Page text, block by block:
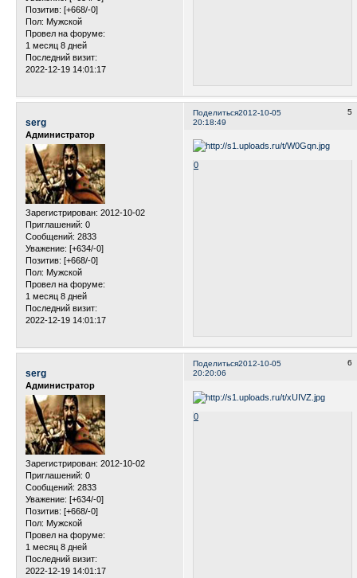
Позитив: [+668/-0]
Пол: Мужской
Провел на форуме:
1 месяц 8 дней
Последний визит:
2022-12-19 14:01:17
Поделиться 5
2012-10-05
20:18:49
serg
Администратор
Зарегистрирован: 2012-10-02
Приглашений: 0
Сообщений: 2833
Уважение: [+634/-0]
Позитив: [+668/-0]
Пол: Мужской
Провел на форуме:
1 месяц 8 дней
Последний визит:
2022-12-19 14:01:17
0
Поделиться 6
2012-10-05
20:20:06
serg
Администратор
Зарегистрирован: 2012-10-02
Приглашений: 0
Сообщений: 2833
Уважение: [+634/-0]
Позитив: [+668/-0]
Пол: Мужской
Провел на форуме:
1 месяц 8 дней
Последний визит:
2022-12-19 14:01:17
0